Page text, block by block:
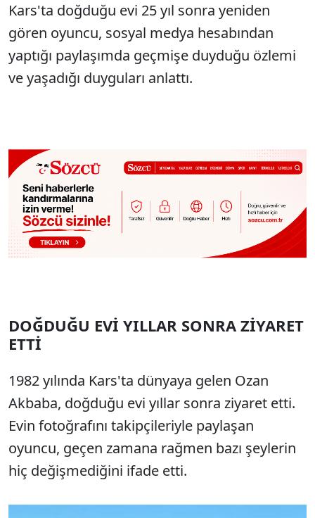
Kars'ta doğduğu evi 25 yıl sonra yeniden
gören oyuncu, sosyal medya hesabından
yaptığı paylaşımda geçmişe duyduğu özlemi
ve yaşadığı duyguları anlattı.
DOĞDUĞU EVİ YILLAR SONRA ZİYARET
ETTİ
1982 yılında Kars'ta dünyaya gelen Ozan
Akbaba, doğduğu evi yıllar sonra ziyaret etti.
Evin fotoğrafını takipçileriyle paylaşan
oyuncu, geçen zamana rağmen bazı şeylerin
hiç değişmediğini ifade etti.